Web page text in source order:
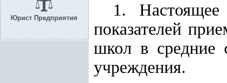
Юрист Предприятия
1. Настоящее
показателей
школ в средние
учреждения.